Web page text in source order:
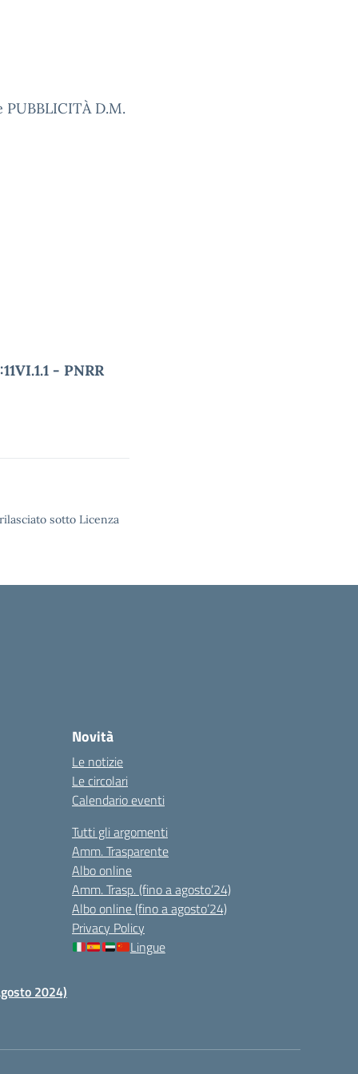
PUBBLICITÀ D.M.
- PNRR
sotto Licenza
Novità
Le notizie
Le circolari
Calendario eventi
Tutti gli argomenti
Amm. Trasparente
Albo online
Amm. Trasp. (fino a agosto’24)
Albo online (fino a agosto’24)
Privacy Policy
Lingue
2024)